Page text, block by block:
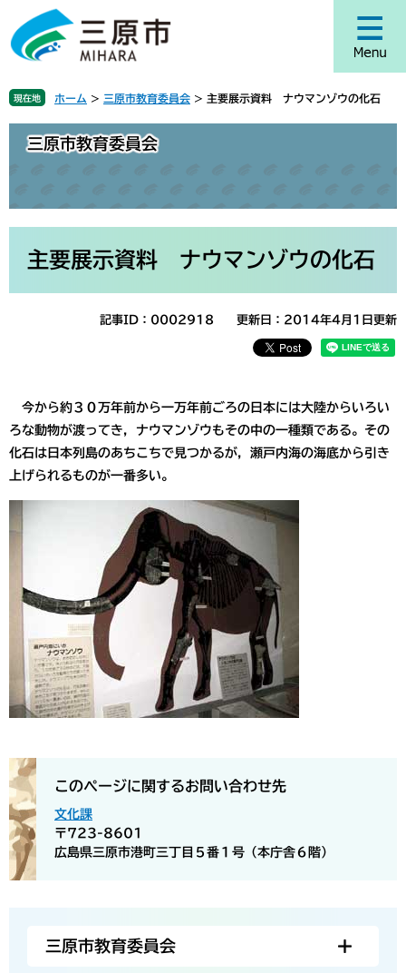
ジ
頭
で
ュ
飛
ば
現在地 ホーム > 三原市教育委員会 > 主要展示資料 ナウマンゾウの化石
三原市教育委員会
主要展示資料 ナウマンゾウの化石
記事ID：0002918 更新日：2014年4月1日更新
今から約３０万年前から一万年前ごろの日本には大陸からいろい
ろな動物が渡ってき，ナウマンゾウもその中の一種類である。その
化石は日本列島のあちこちで見つかるが，瀬戸内海の海底から引き
上げられるものが一番多い。
このページに関するお問い合わせ先
文化課
〒723-8601
広島県三原市港町三丁目５番１号（本庁舎６階）
三原市教育委員会